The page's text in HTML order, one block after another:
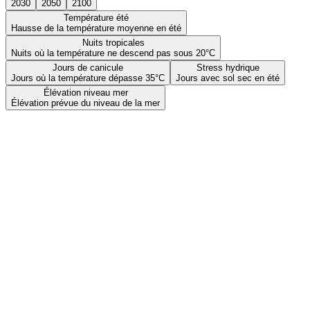
2030 2050
2100
Température été
Hausse de la température moyenne en été
Nuits tropicales
Nuits où la température ne descend pas sous 20°C
Jours de canicule
Jours où la température dépasse 35°C
Stress hydrique
Jours avec sol sec en été
Élévation niveau mer
Élévation prévue du niveau de la mer